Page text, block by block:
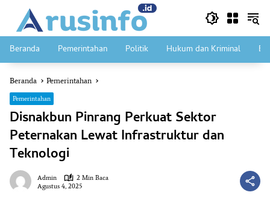
konten
Beranda Pemerintahan Politik Hukum dan Kriminal
Beranda Pemerintahan
Pemerintahan
Disnakbun Pinrang Perkuat Sektor
Peternakan Lewat Infrastruktur dan
Teknologi
Admin
2 Min Baca
Agustus 4, 2025